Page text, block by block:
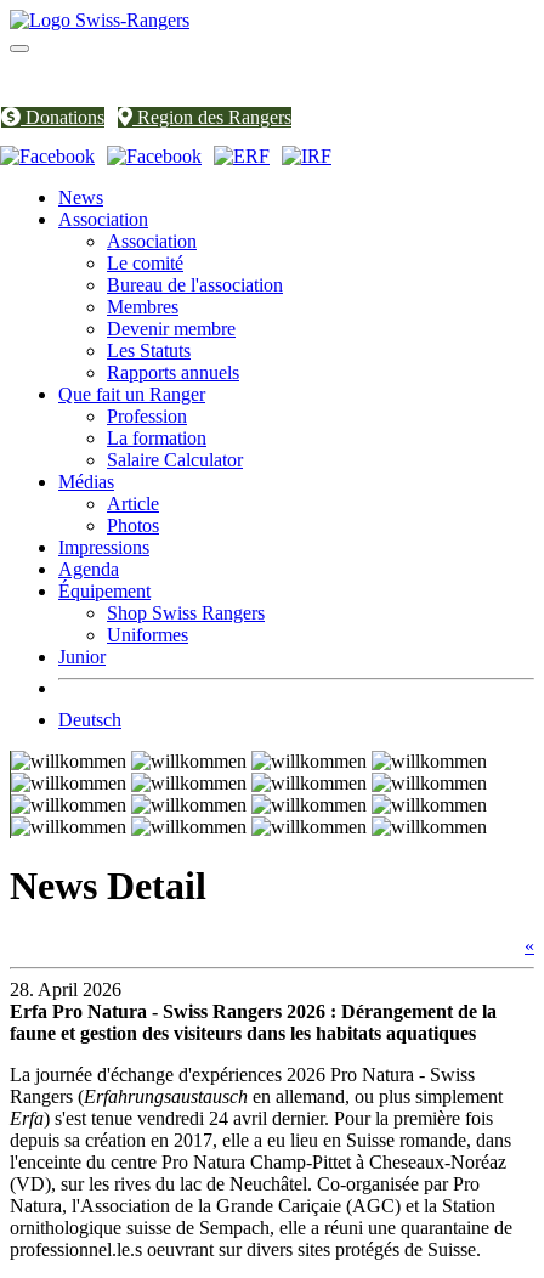
Toggle
Donations Region des Rangers
News
Association
Association
Le comité
Bureau de l'association
Membres
Devenir membre
Les Statuts
Rapports annuels
Que fait un Ranger
Profession
La formation
Salaire Calculator
Médias
Article
Photos
Impressions
Agenda
Équipement
Shop Swiss Rangers
Uniformes
Junior
Deutsch
News Detail
«
28. April 2026
Erfa Pro Natura - Swiss Rangers 2026 : Dérangement de la
faune et gestion des visiteurs dans les habitats aquatiques
La journée d'échange d'expériences 2026 Pro Natura - Swiss
Rangers (Erfahrungsaustausch en allemand, ou plus simplement
Erfa) s'est tenue vendredi 24 avril dernier. Pour la première fois
depuis sa création en 2017, elle a eu lieu en Suisse romande, dans
l'enceinte du centre Pro Natura Champ-Pittet à Cheseaux-Noréaz
(VD), sur les rives du lac de Neuchâtel. Co-organisée par Pro
Natura, l'Association de la Grande Cariçaie (AGC) et la Station
ornithologique suisse de Sempach, elle a réuni une quarantaine de
professionnel.le.s oeuvrant sur divers sites protégés de Suisse.